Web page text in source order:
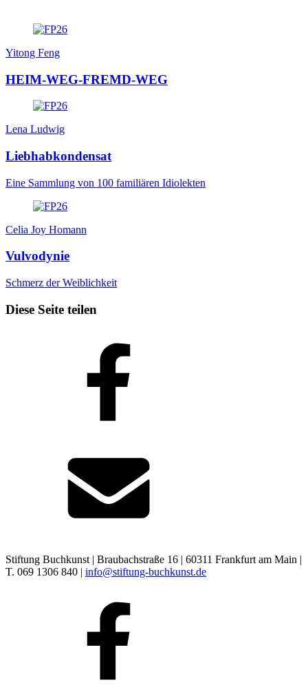
Yitong Feng
HEIM-WEG-FREMD-WEG
Lena Ludwig
Liebhabkondensat
Eine Sammlung von 100 familiären Idiolekten
Celia Joy Homann
Vulvodynie
Schmerz der Weiblichkeit
Diese Seite teilen
Stiftung Buchkunst | Braubachstraße 16 | 60311 Frankfurt am Main |
T. 069 1306 840 | info@stiftung-buchkunst.de